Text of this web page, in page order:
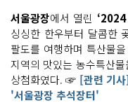
서울광장에서 열린
싱싱한 한우부터 달콤한
팔도를 여행하며 특산물
지역의 맛있는 농수특산
상첨화였다. ☞ [관련 기
'서울광장 추석장터'